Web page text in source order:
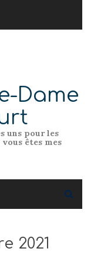
Dame
uns pour les
êtes mes
2021